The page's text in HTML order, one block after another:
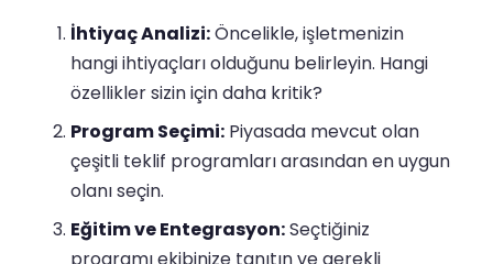
İhtiyaç Analizi:Öncelikle, işletmenizin
hangi ihtiyaçları olduğunu belirleyin. Hangi
özellikler sizin için daha kritik?
Program Seçimi: Piyasada mevcut olan
çeşitli teklif programları arasından en uygun
olanı seçin.
Eğitim ve Entegrasyon:Seçtiğiniz